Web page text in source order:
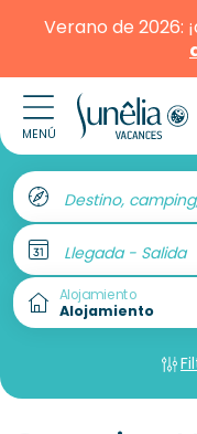
Verano de 2026:
MENÚ
Destino,
Llegada - Salida
Alojamiento